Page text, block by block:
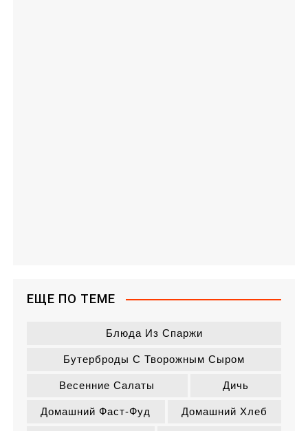
ЕЩЕ ПО ТЕМЕ
Блюда Из Спаржи
Бутерброды С Творожным Сыром
Весенние Салаты Дичь
Домашний Фаст-Фуд Домашний Хлеб